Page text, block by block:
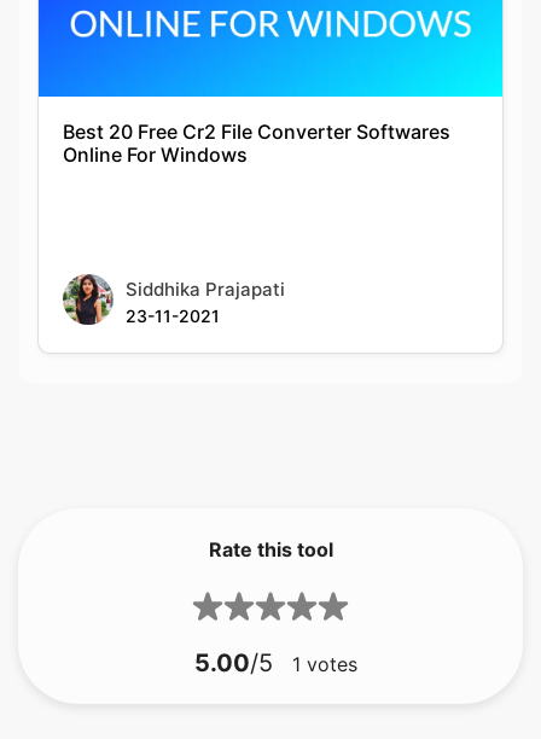
Best 20 Free Cr2 File Converter Softwares
5.00/5 1votes